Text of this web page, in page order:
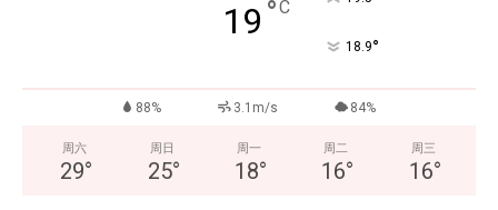
19 °C
18.9°
88% 3.1m/s 84%
周六
29°
周日
25°
周一
18°
周二
16°
周三
16°